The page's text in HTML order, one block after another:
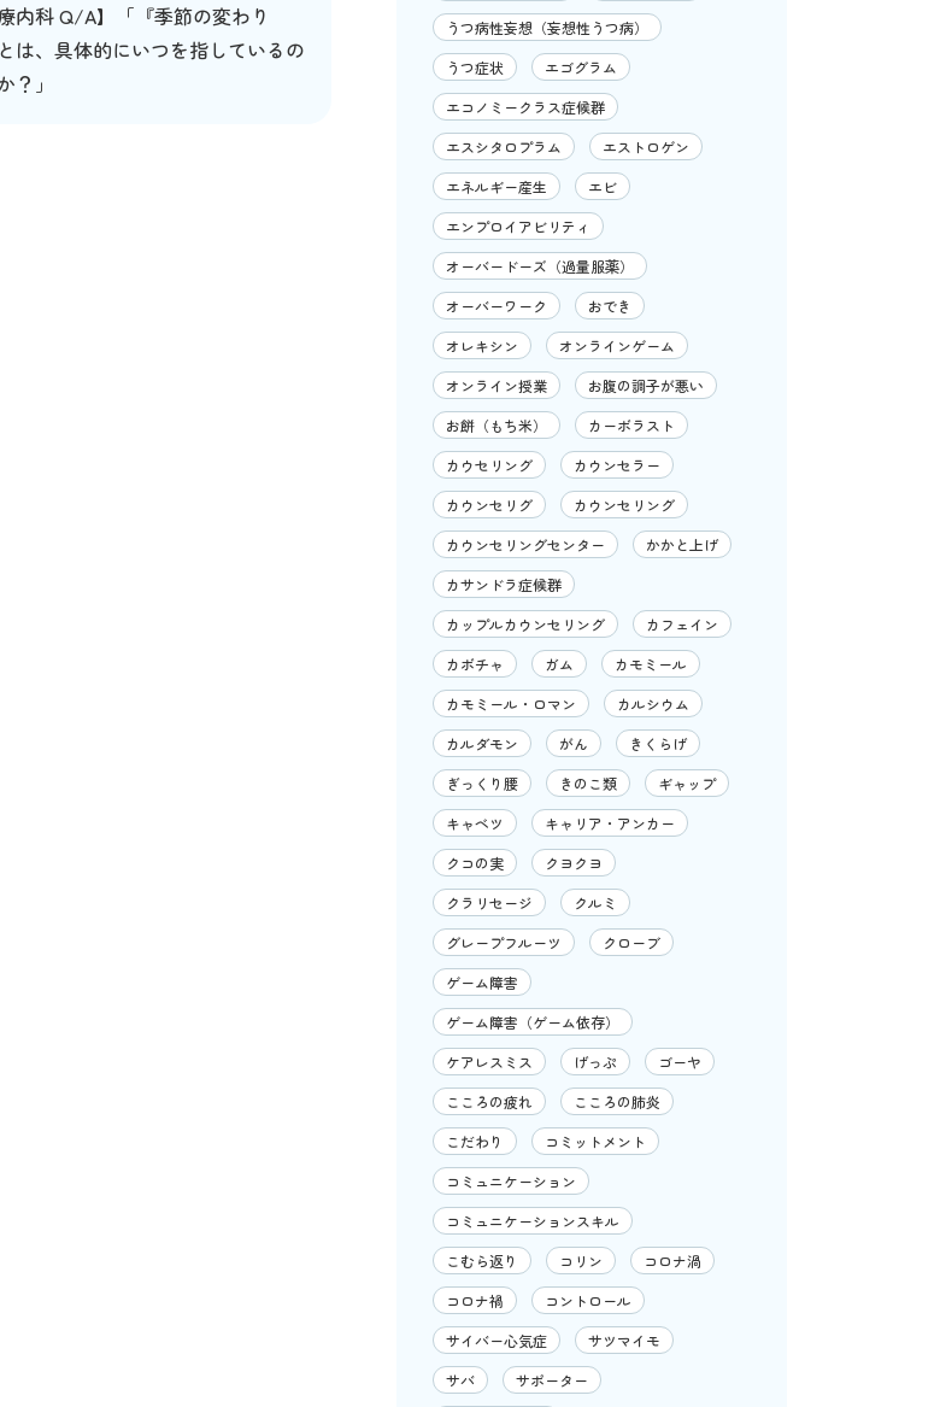
療内科 Q/A】「『季節の変わり
は、具体的にいつを指しているの
？」
うつ病性妄想（妄想性うつ病）
うつ症状
エゴグラム
エコノミークラス症候群
エスシタロプラム
エストロゲン
エネルギー産生
エビ
エンプロイアビリティ
オーバードーズ（過量服薬）
オーバーワーク
おでき
オレキシン
オンラインゲーム
オンライン授業
お腹の調子が悪い
お餅（もち米）
カーボラスト
カウセリング
カウンセラー
カウンセリグ
カウンセリング
カウンセリングセンター
かかと上げ
カサンドラ症候群
カップルカウンセリング
カフェイン
カボチャ
ガム
カモミール
カモミール・ロマン
カルシウム
カルダモン
がん
きくらげ
ぎっくり腰
きのこ類
ギャップ
キャベツ
キャリア・アンカー
クコの実
クヨクヨ
クラリセージ
クルミ
グレープフルーツ
クローブ
ゲーム障害
ゲーム障害（ゲーム依存）
ケアレスミス
げっぷ
ゴーヤ
こころの疲れ
こころの肺炎
こだわり
コミットメント
コミュニケーション
コミュニケーションスキル
こむら返り
コリン
コロナ渦
コロナ禍
コントロール
サイバー心気症
サツマイモ
サバ
サポーター